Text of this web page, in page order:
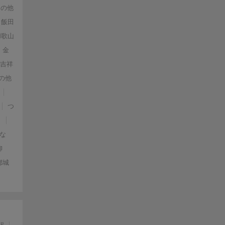
他
飯田
山
金
祥
他
つ
城